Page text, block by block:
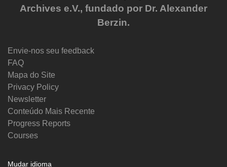
Archives e.V., fundado por Dr. Alexander
Berzin.
Envie-nos seu feedback
FAQ
Mapa do Site
Privacy Policy
Newsletter
Conteúdo Mais Recente
Progress Reports
Courses
Mudar idioma